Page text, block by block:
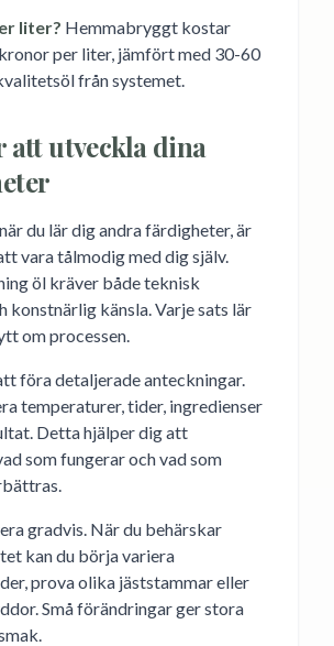
liter? Hemmabryggt kostar
per liter, jämfört med 30-60
från systemet.
att utveckla dina
du lär dig andra färdigheter, är
vara tålmodig med dig själv.
öl kräver både teknisk
konstnärlig känsla. Varje sats lär
om processen.
föra detaljerade anteckningar.
temperaturer, tider, ingredienser
Detta hjälper dig att
som fungerar och vad som
gradvis. När du behärskar
kan du börja variera
prova olika jäststammar eller
Små förändringar ger stora